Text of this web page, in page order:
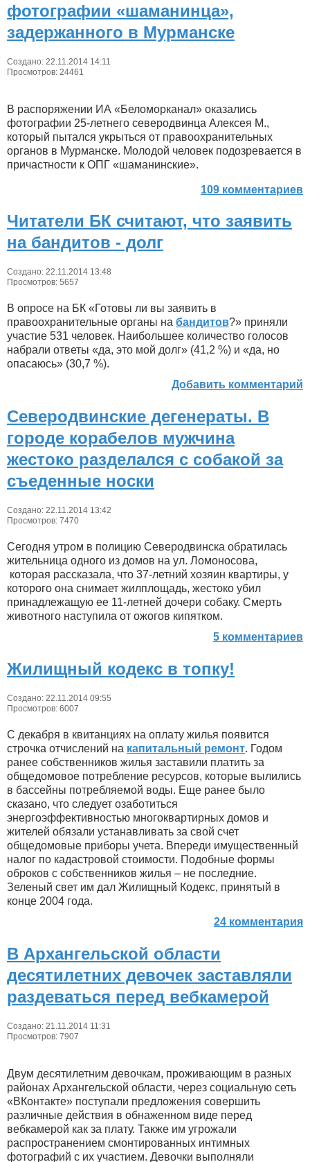
фотографии «шаманинца»,
задержанного в Мурманске
Создано: 22.11.2014 14:11
Просмотров: 24461
В распоряжении ИА «Беломорканал» оказались
фотографии 25-летнего северодвинца Алексея М.,
который пытался укрыться от правоохранительных
органов в Мурманске. Молодой человек подозревается в
причастности к ОПГ «шаманинские».
109 комментариев
Читатели БК считают, что заявить
на бандитов - долг
Создано: 22.11.2014 13:48
Просмотров: 5657
В опросе на БК «Готовы ли вы заявить в
правоохранительные органы на бандитов?» приняли
участие 531 человек. Наибольшее количество голосов
набрали ответы «да, это мой долг» (41,2 %) и «да, но
опасаюсь» (30,7 %).
Добавить комментарий
Северодвинские дегенераты. В
городе корабелов мужчина
жестоко разделался с собакой за
съеденные носки
Создано: 22.11.2014 13:42
Просмотров: 7470
Сегодня утром в полицию Северодвинска обратилась
жительница одного из домов на ул. Ломоносова,
которая рассказала, что 37-летний хозяин квартиры, у
которого она снимает жилплощадь, жестоко убил
принадлежащую ее 11-летней дочери собаку. Смерть
животного наступила от ожогов кипятком.
5 комментариев
Жилищный кодекс в топку!
Создано: 22.11.2014 09:55
Просмотров: 6007
С декабря в квитанциях на оплату жилья появится
строчка отчислений на капитальный ремонт. Годом
ранее собственников жилья заставили платить за
общедомовое потребление ресурсов, которые вылились
в бассейны потребляемой воды. Еще ранее было
сказано, что следует озаботиться
энергоэффективностью многоквартирных домов и
жителей обязали устанавливать за свой счет
общедомовые приборы учета. Впереди имущественный
налог по кадастровой стоимости. Подобные формы
оброков с собственников жилья – не последние.
Зеленый свет им дал Жилищный Кодекс, принятый в
конце 2004 года.
24 комментария
В Архангельской области
десятилетних девочек заставляли
раздеваться перед вебкамерой
Создано: 21.11.2014 11:31
Просмотров: 7907
Двум десятилетним девочкам, проживающим в разных
районах Архангельской области, через социальную сеть
«ВКонтакте» поступали предложения совершить
различные действия в обнаженном виде перед
вебкамерой как за плату. Также им угрожали
распространением смонтированных интимных
фотографий с их участием. Девочки выполняли